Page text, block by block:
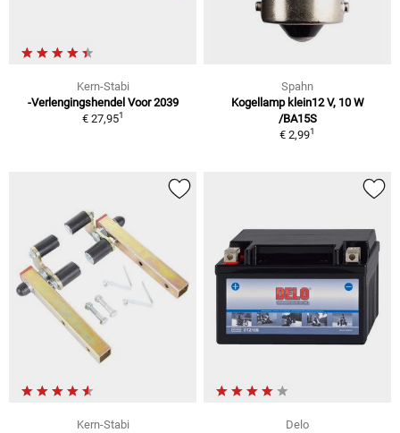
Kern-Stabi
-Verlengingshendel Voor 2039
€ 27,951
Spahn
Kogellamp klein12 V, 10 W
/BA15S
€ 2,991
Kern-Stabi
Delo